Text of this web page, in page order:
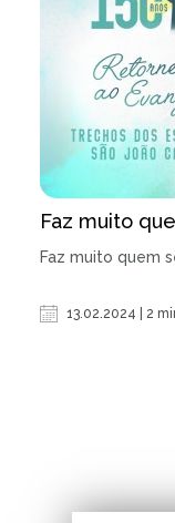
Faz muito
Faz muito quem
13.02.2024 | 2